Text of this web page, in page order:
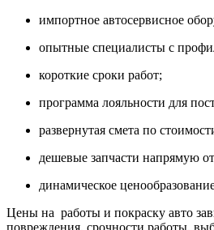
импортное автосервисное
опытные специалисты с
короткие сроки работ;
программа лояльности для
развернутая смета по
дешевые запчасти напрямую
динамическое
Цены на работы и покраску авто
повреждения, срочности работы,